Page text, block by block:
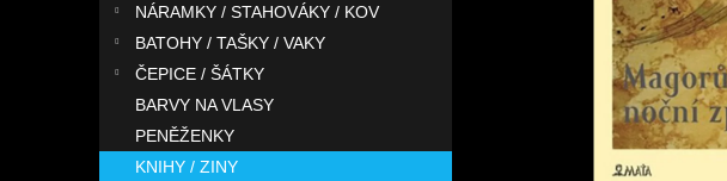
NÁRAMKY / STAHOVÁKY / KOV
BATOHY / TAŠKY / VAKY
ČEPICE / ŠÁTKY
BARVY NA VLASY
PENĚŽENKY
KNIHY / ZINY